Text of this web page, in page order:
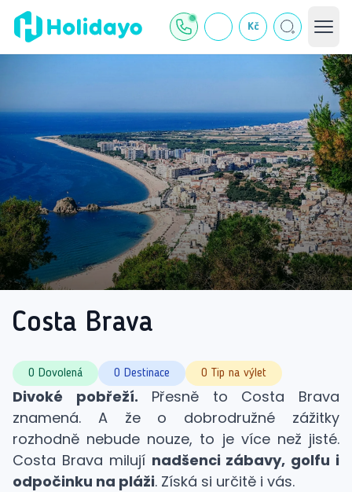
Kč
Costa Brava
0 Dovolená 0 Destinace 0 Tip na výlet
Divoké pobřeží. Přesně to Costa Brava
znamená. A že o dobrodružné zážitky
rozhodně nebude nouze, to je více než jisté.
Costa Brava milují nadšenci zábavy, golfu i
odpočinku na pláži. Získá si určitě i vás.